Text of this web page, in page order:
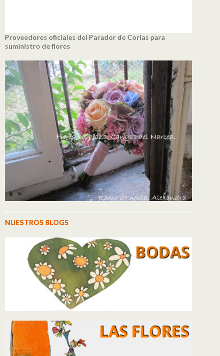
Proveedores oficiales del Parador de Corias para
suministro de flores
NUESTROS BLOGS